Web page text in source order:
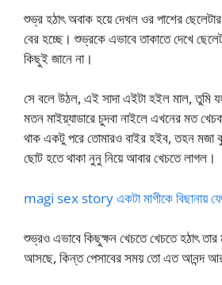
শুভ্র হঠাৎ অবাক হয়ে দেখল ওর পাশের ছেলেটার
বের হচ্ছে। শুভ্রকে এভাবে তাকাতে দেখে
কিছুই জানে না।
সে বলে উঠল, এই সাদা এইটা হইল মাল, তুমি
মতন মাইয়্যাডারে চুদবা নাইলে এখনের মত
থাক একটু পরে তোমারও বাইর হইব, তহন মজা
ছোট হতে থাকা নুনু নিয়ে আবার খেচতে লাগল।
magi sex story একটা মাগীকে বিছানায়
শুভ্রও এভাবে কিছুক্ষন খেচতে খেচতে হঠাৎ
আসছে, কিন্ত পেসাবের সময় তো এত আনন্দ